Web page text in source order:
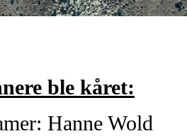
ble kåret:
Hanne Wold